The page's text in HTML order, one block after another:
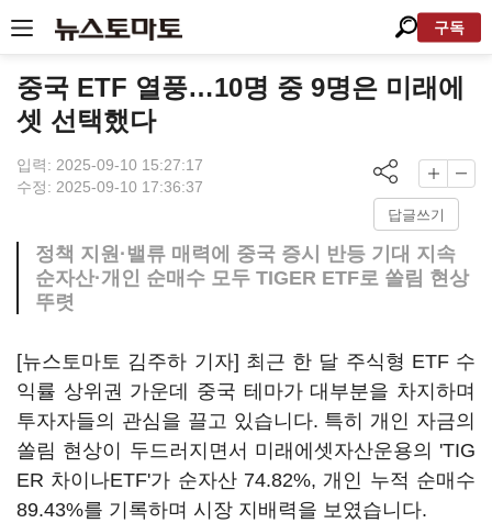
구독
중국 ETF 열풍…10명 중 9명은 미래에
셋 선택했다
입력: 2025-09-10 15:27:17
수정: 2025-09-10 17:36:37
답글쓰기
정책 지원·밸류 매력에 중국 증시 반등 기대 지속
순자산·개인 순매수 모두 TIGER ETF로 쏠림 현상
뚜렷
[뉴스토마토 김주하 기자] 최근 한 달 주식형 ETF 수
익률 상위권 가운데 중국 테마가 대부분을 차지하며
투자자들의 관심을 끌고 있습니다. 특히 개인 자금의
쏠림 현상이 두드러지면서 미래에셋자산운용의 'TIG
ER 차이나ETF'가 순자산 74.82%, 개인 누적 순매수
89.43%를 기록하며 시장 지배력을 보였습니다.